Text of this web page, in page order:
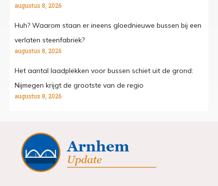
augustus 8, 2026
Huh? Waarom staan er ineens gloednieuwe bussen bij een
verlaten steenfabriek?
augustus 8, 2026
Het aantal laadplekken voor bussen schiet uit de grond:
Nijmegen krijgt de grootste van de regio
augustus 8, 2026